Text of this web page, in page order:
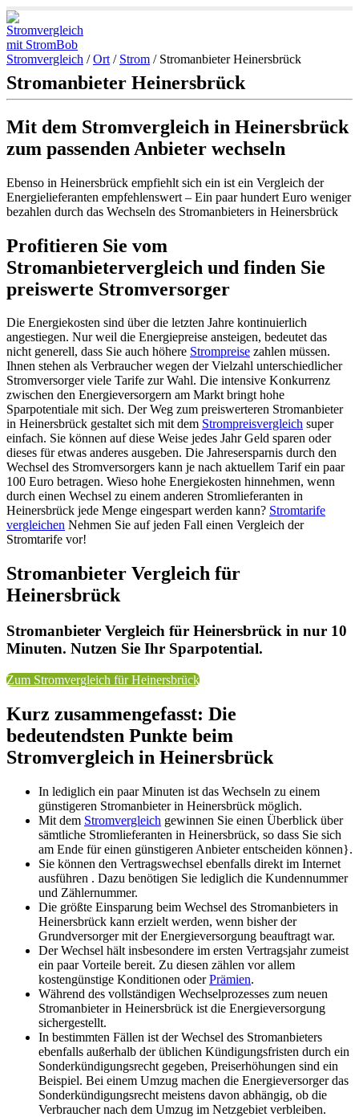
Stromvergleich /Ort / Strom / Stromanbieter Heinersbrück
Stromanbieter Heinersbrück
Mit dem Stromvergleich in Heinersbrück
zum passenden Anbieter wechseln
Ebenso in Heinersbrück empfiehlt sich ein ist ein Vergleich der
Energielieferanten empfehlenswert – Ein paar hundert Euro weniger
bezahlen durch das Wechseln des Stromanbieters in Heinersbrück
Profitieren Sie vom
Stromanbietervergleich und finden Sie
preiswerte Stromversorger
Die Energiekosten sind über die letzten Jahre kontinuierlich
angestiegen. Nur weil die Energiepreise ansteigen, bedeutet das
nicht generell, dass Sie auch höhere Strompreise zahlen müssen.
Ihnen stehen als Verbraucher wegen der Vielzahl unterschiedlicher
Stromversorger viele Tarife zur Wahl. Die intensive Konkurrenz
zwischen den Energieversorgern am Markt bringt hohe
Sparpotentiale mit sich. Der Weg zum preiswerteren Stromanbieter
in Heinersbrück gestaltet sich mit dem Strompreisvergleich super
einfach. Sie können auf diese Weise jedes Jahr Geld sparen oder
dieses für etwas anderes ausgeben. Die Jahresersparnis durch den
Wechsel des Stromversorgers kann je nach aktuellem Tarif ein paar
100 Euro betragen. Wieso hohe Energiekosten hinnehmen, wenn
durch einen Wechsel zu einem anderen Stromlieferanten in
Heinersbrück jede Menge eingespart werden kann? Stromtarife
vergleichen Nehmen Sie auf jeden Fall einen Vergleich der
Stromtarife vor!
Stromanbieter Vergleich für
Heinersbrück
Stromanbieter Vergleich für Heinersbrück in nur 10
Minuten. Nutzen Sie Ihr Sparpotential.
Zum Stromvergleich für Heinersbrück
Kurz zusammengefasst: Die
bedeutendsten Punkte beim
Stromvergleich in Heinersbrück
In lediglich ein paar Minuten ist das Wechseln zu einem
günstigeren Stromanbieter in Heinersbrück möglich.
Mit dem Stromvergleich gewinnen Sie einen Überblick über
sämtliche Stromlieferanten in Heinersbrück, so dass Sie sich
am Ende für einen günstigeren Anbieter entscheiden können}.
Sie können den Vertragswechsel ebenfalls direkt im Internet
ausführen . Dazu benötigen Sie lediglich die Kundennummer
und Zählernummer.
Die größte Einsparung beim Wechsel des Stromanbieters in
Heinersbrück kann erzielt werden, wenn bisher der
Grundversorger mit der Energieversorgung beauftragt war.
Der Wechsel hält insbesondere im ersten Vertragsjahr zumeist
ein paar Vorteile bereit. Zu diesen zählen vor allem
kostengünstige Konditionen oderPrämien.
Während des vollständigen Wechselprozesses zum neuen
Stromanbieter in Heinersbrück ist die Energieversorgung
sichergestellt.
In bestimmten Fällen ist der Wechsel des Stromanbieters
ebenfalls außerhalb der üblichen Kündigungsfristen durch ein
Sonderkündigungsrecht gegeben, Preiserhöhungen sind ein
Beispiel. Bei einem Umzug machen die Energieversorger das
Sonderkündigungsrecht meistens davon abhängig, ob die
Verbraucher nach dem Umzug im Netzgebiet verbleiben.